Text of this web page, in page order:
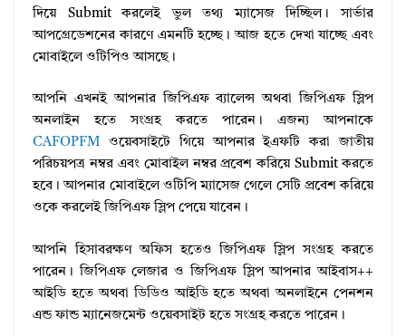
দিয়ে Submit করলেই ভুল তথ্য ম্যাসেজ দিচ্ছিল। সার্ভার
আপগ্রেডেশনের কারণে এমনটি হচ্ছে। আজ হতে দেখা যাচ্ছে এবং
মোবাইলে ওটিপিও আসছে।
আপনি এখনই আপনার জিপিএফ ব্যালেন্স অথবা জিপিএফ স্লিপ
অনলাইন হতে সংগ্রহ করতে পারেন। এজন্য আপনাকে
CAFOPFM ওয়েবসাইটে গিয়ে আপনার ইএফটি করা জাতীয়
পরিচয়পত্র নম্বর এবং মোবাইল নম্বর প্রবেশ করিয়ে Submit করতে
হবে। আপনার মোবাইলে ওটিপি ম্যাসেজ গেলে সেটি প্রবেশ করিয়ে
ওকে করলেই জিপিএফ স্লিপ পেয়ে যাবেন।
আপনি হিসাবরক্ষণ অফিস হতেও জিপিএফ স্লিপ সংগ্রহ করতে
পারেন। জিপিএফ লেজার ও জিপিএফ স্লিপ আপনার আইবাস++
আইডি হতে অথবা ডিডিও আইডি হতে অথবা অনলাইনে পেনশন
এন্ড ফান্ড ম্যানেজমেন্ট ওয়েবসাইট হতে সংগ্রহ করতে পারেন।